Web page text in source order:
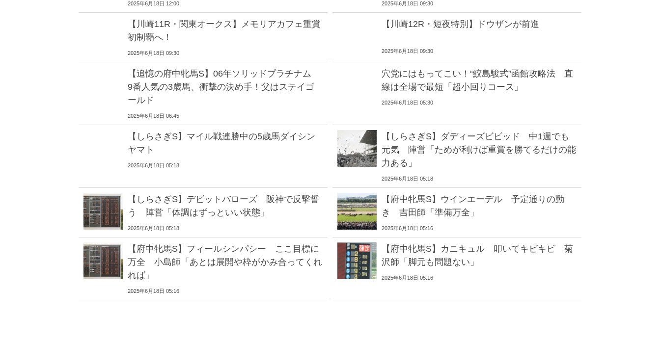
2025年6月18日 12:00 2025年6月18日 09:30
【川崎11R・関東オークス】メモリアカフェ重賞
初制覇へ！
2025年6月18日 09:30
【川崎12R・短夜特別】ドウザンが前進
2025年6月18日 09:30
【追憶の府中牝馬S】06年ソリッドプラチナム
9番人気の3歳馬、衝撃の決め手！父はステイゴ
ールド
2025年6月18日 06:45
穴党にはもってこい！“鮫島駿式”函館攻略法 直
線は全場で最短「超小回りコース」
2025年6月18日 05:30
【しらさぎS】マイル戦連勝中の5歳馬ダイシン
ヤマト
2025年6月18日 05:18
【しらさぎS】ダディーズビビッド 中1週でも
元気 陣営「ためが利けば重賞を勝てるだけの能
力ある」
2025年6月18日 05:18
【しらさぎS】デビットバローズ 阪神で反撃誓
う 陣営「体調はずっといい状態」
2025年6月18日 05:18
【府中牝馬S】ウインエーデル 予定通りの動
き 吉田師「準備万全」
2025年6月18日 05:16
【府中牝馬S】フィールシンパシー ここ目標に
万全 小島師「あとは展開や枠がかみ合ってくれ
れば」
2025年6月18日 05:16
【府中牝馬S】カニキュル 叩いてキビキビ 菊
沢師「脚元も問題ない」
2025年6月18日 05:16